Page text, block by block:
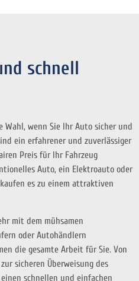
schnell
wenn Sie Ihr Auto sicher und
ein erfahrener und zuverlässiger
Preis für Ihr Fahrzeug
Auto, ein Elektroauto oder
es zu einem attraktiven
mit dem mühsamen
oder Autohändlern
die gesamte Arbeit für Sie. Von
sicheren Überweisung des
schnellen und einfachen